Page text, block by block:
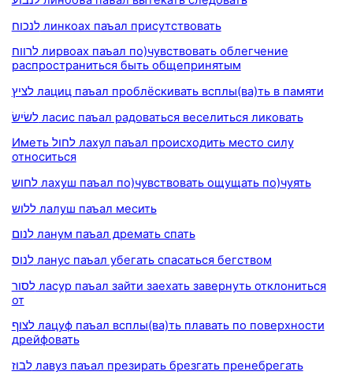
לנכוח линкоах паъал присутствовать
לרווח лирвоах паъал по)чувствовать облегчение
распространиться быть общепринятым
לציץ лациц паъал проблёскивать всплы(ва)ть в памяти
לשׂישׂ ласис паъал радоваться веселиться ликовать
Иметь לחול лахул паъал происходить место силу
относиться
לחוש лахуш паъал по)чувствовать ощущать по)чуять
ללוש лалуш паъал месить
לנום ланум паъал дремать спать
לנוס ланус паъал убегать спасаться бегством
לסור ласур паъал зайти заехать завернуть отклониться
от
לצוף лацуф паъал всплы(ва)ть плавать по поверхности
дрейфовать
לבוז лавуз паъал презирать брезгать пренебрегать